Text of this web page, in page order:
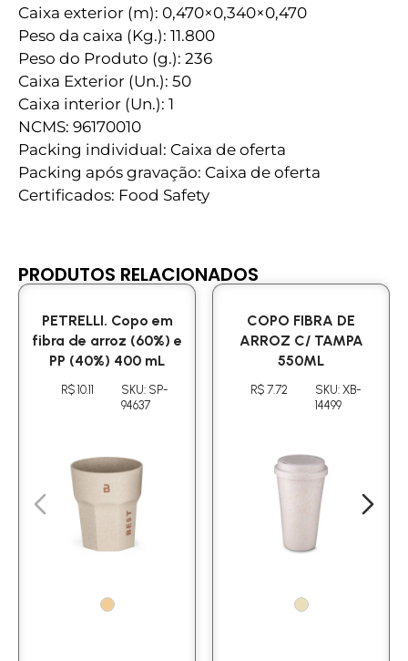
Caixa exterior (m): 0,470×0,340×0,470
Peso da caixa (Kg.): 11.800
Peso do Produto (g.): 236
Caixa Exterior (Un.): 50
Caixa interior (Un.): 1
NCMS: 96170010
Packing individual: Caixa de oferta
Packing após gravação: Caixa de oferta
Certificados: Food Safety
PRODUTOS RELACIONADOS
PETRELLI. Copo em
fibra de arroz (60%) e
PP (40%) 400 mL
R$ 10.11
SKU: SP-
94637
COPO FIBRA DE
ARROZ C/ TAMPA
550ML
R$ 7.72
SKU: XB-
14499